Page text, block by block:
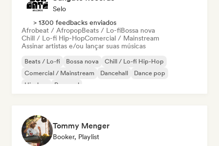
Selo
> 1300 feedbacks enviados
Afrobeat / AfropopBeats / Lo-fiBossa nova
Chill / Lo-fi Hip-HopComercial / Mainstream
Assinar artistas e/ou lançar suas músicas
Beats / Lo-fi Bossa nova
Chill / Lo-fi Hip-Hop
Comercial / Mainstream
Dancehall
Dance pop
Hip-hop
Pop soul
Tommy Menger
Booker, Playlist